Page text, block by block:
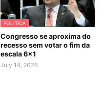
POLITICA
Congresso se aproxima do
recesso sem votar o fim da
escala 6×1
July 14, 2026